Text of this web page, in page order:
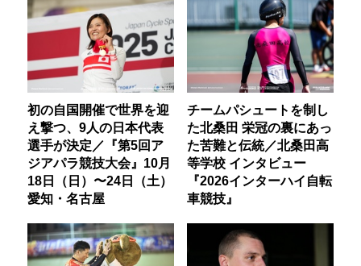
初の自国開催で世界を迎
え撃つ、9人の日本代表
選手が決定／『第5回ア
ジアパラ競技大会』10月
18日（日）〜24日（土）
愛知・名古屋
チームパシュートを制し
た北桑田 栄冠の裏にあっ
た苦難と伝統／北桑田高
等学校 インタビュー
『2026インターハイ自転
車競技』